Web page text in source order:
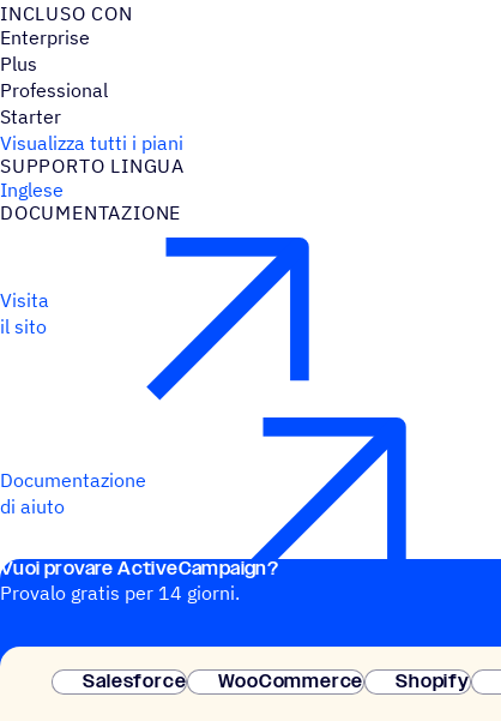
INCLUSO CON
Enterprise
Plus
Professional
Starter
Visualizza tutti i piani
SUPPORTO LINGUA
Inglese
DOCU­MEN­TA­ZIONE
Visita
il sito
Documentazione
di aiuto
Vuoi provare ActiveCampaign?
Provalo gratis per 14 giorni.
Salesforce
WooCommerce Shopify